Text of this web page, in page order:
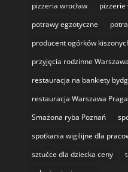
pizzeria wrocław
pizzerie
potrawy egzotyczne
producent ogórków
przyjęcia rodzinne Warszawa
restauracja na bankiety
restauracja Warszawa Praga
Smażona ryba Poznań
spotkania wigilijne dla
sztućce dla dziecka ceny